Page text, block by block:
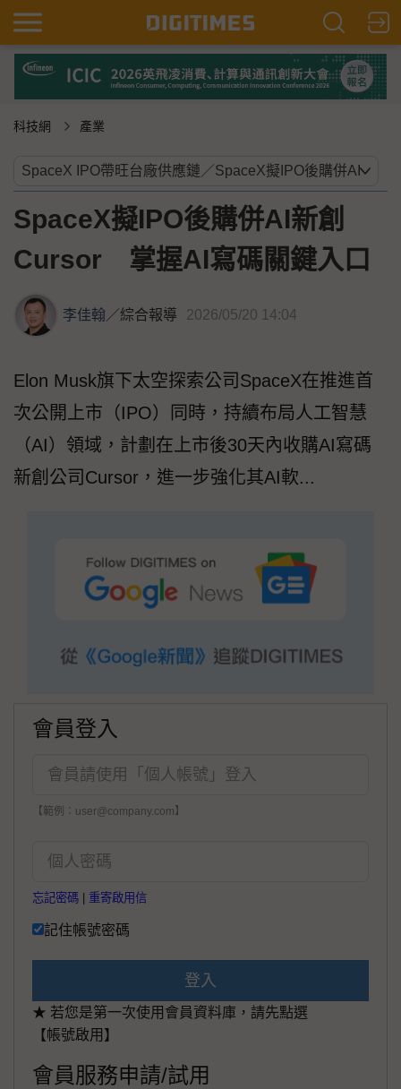
科技網 產業
SpaceX擬IPO後購併AI新創
Cursor 掌握AI寫碼關鍵入口
李佳翰／綜合報導 2026/05/20 14:04
Elon Musk旗下太空探索公司SpaceX在推進首
次公開上市（IPO）同時，持續布局人工智慧
（AI）領域，計劃在上市後30天內收購AI寫碼
新創公司Cursor，進一步強化其AI軟...
會員登入
【範例：user@company.com】
忘記密碼 重寄啟用信
記住帳號密碼
登入
★ 若您是第一次使用會員資料庫，請先點選
【帳號啟用】
會員服務申請/試用